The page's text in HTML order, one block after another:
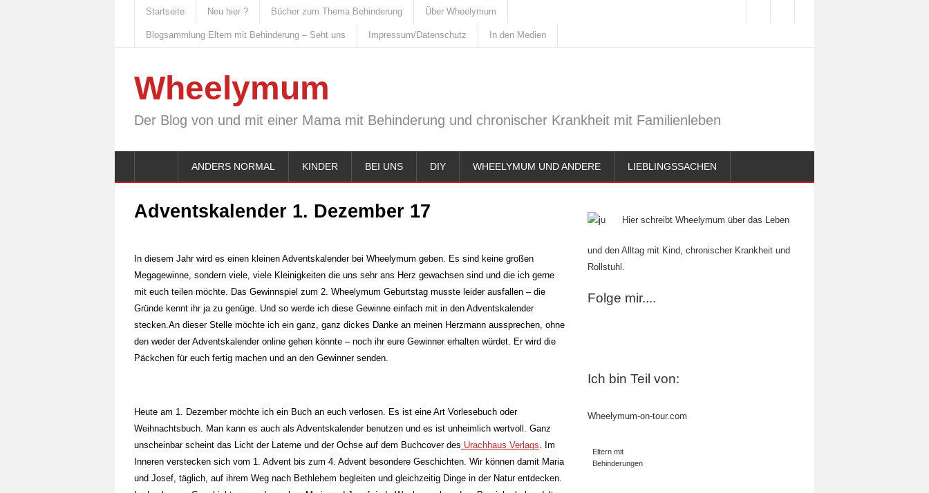
Startseite Neu hier ? Bücher zum Thema Behinderung Über Wheelymum
Blogsammlung Eltern mit Behinderung – Seht uns Impressum/Datenschutz In den Medien
Wheelymum
Der Blog von und mit einer Mama mit Behinderung und chronischer Krankheit mit Familienleben
ANDERS NORMAL KINDER BEI UNS DIY WHEELYMUM UND ANDERE LIEBLINGSSACHEN
Adventskalender 1. Dezember 17
In diesem Jahr wird es einen kleinen Adventskalender bei Wheelymum geben. Es sind keine großen
Megagewinne, sondern viele, viele Kleinigkeiten die uns sehr ans Herz gewachsen sind und die ich gerne
mit euch teilen möchte. Das Gewinnspiel zum 2. Wheelymum Geburtstag musste leider ausfallen – die
Gründe kennt ihr ja zu genüge. Und so werde ich diese Gewinne einfach mit in den Adventskalender
stecken.An dieser Stelle möchte ich ein ganz, ganz dickes Danke an meinen Herzmann aussprechen, ohne
den weder der Adventskalender online gehen könnte – noch ihr eure Gewinner erhalten würdet. Er wird die
Päckchen für euch fertig machen und an den Gewinner senden.
Heute am 1. Dezember möchte ich ein Buch an euch verlosen. Es ist eine Art Vorlesebuch oder
Weihnachtsbuch. Man kann es auch als Adventskalender benutzen und es ist unheimlich wertvoll. Ganz
unscheinbar scheint das Licht der Laterne und der Ochse auf dem Buchcover des Urachhaus Verlags. Im
Inneren verstecken sich vom 1. Advent bis zum 4. Advent besondere Geschichten. Wir können damit Maria
und Josef, täglich, auf ihrem Weg nach Bethlehem begleiten und gleichzeitig Dinge in der Natur entdecken.
Hier schreibt Wheelymum über das Leben
und den Alltag mit Kind, chronischer Krankheit und
Rollstuhl.
Folge mir....
Ich bin Teil von:
Wheelymum-on-tour.com
Eltern mit
Behinderungen